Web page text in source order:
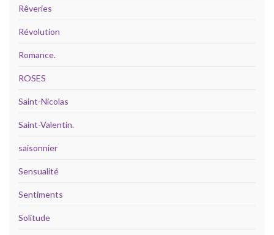
Rêveries
Révolution
Romance.
ROSES
Saint-Nicolas
Saint-Valentin.
saisonnier
Sensualité
Sentiments
Solitude